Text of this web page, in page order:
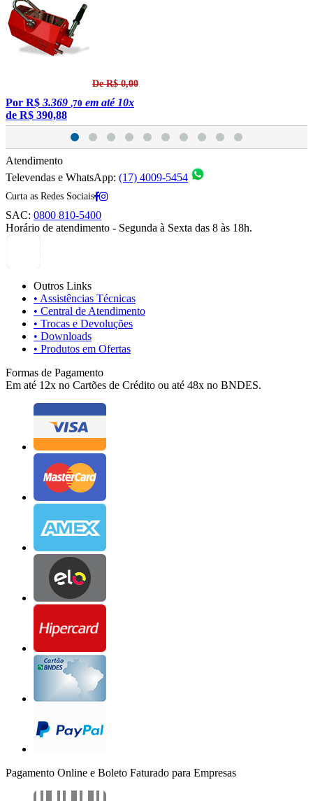
De R$ 0,00
Por R$ 3.369 ,70 em até 10x
de R$ 390,88
Atendimento
Televendas e WhatsApp: (17) 4009-5454
Curta as Redes Sociais
SAC: 0800 810-5400
Horário de atendimento - Segunda à Sexta das 8 às 18h.
Outros Links
• Assistências Técnicas
• Central de Atendimento
• Trocas e Devoluções
• Downloads
• Produtos em Ofertas
Formas de Pagamento
Em até 12x no Cartões de Crédito ou até 48x no BNDES.
Pagamento Online e Boleto Faturado para Empresas